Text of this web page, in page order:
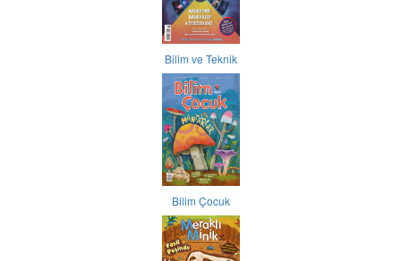
Bilim ve Teknik
Bilim Çocuk